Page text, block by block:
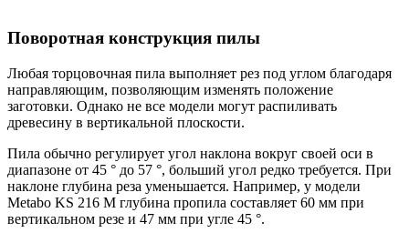
Поворотная конструкция пилы
Любая торцовочная пила выполняет рез под углом благодаря
направляющим, позволяющим изменять положение
заготовки. Однако не все модели могут распиливать
древесину в вертикальной плоскости.
Пила обычно регулирует угол наклона вокруг своей оси в
диапазоне от 45 ° до 57 °, больший угол редко требуется. При
наклоне глубина реза уменьшается. Например, у модели
Metabo KS 216 M глубина пропила составляет 60 мм при
вертикальном резе и 47 мм при угле 45 °.